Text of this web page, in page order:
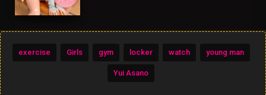
exercise Girls gym locker watch young man
Yui Asano